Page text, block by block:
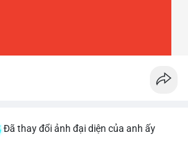
Đã thay đổi ảnh đại diện của anh ấy